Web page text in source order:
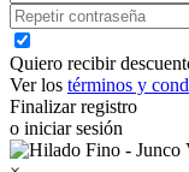
Quiero recibir
Ver los términos y
Finalizar registro
o iniciar sesión